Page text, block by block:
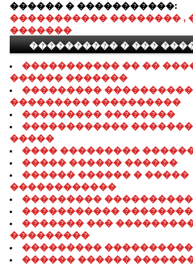
������ � �����������:
����������� �������� ,
�������
���������� � ���
����������� �� ��
������ �������
��������� ����������
��������� ����������
��������� ��������
������������
�����
���� ���������
����� ������ ������
������ ������ � �����
������������
���������
�����������
������� ���
���������
���������
������ ������